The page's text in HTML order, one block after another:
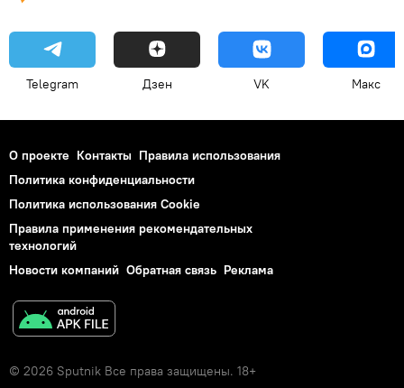
Telegram Дзен VK Макс
О проекте Контакты Правила использования
Политика конфиденциальности
Политика использования Cookie
Правила применения рекомендательных
технологий
Новости компаний Обратная связь Реклама
© 2026 Sputnik Все права защищены. 18+